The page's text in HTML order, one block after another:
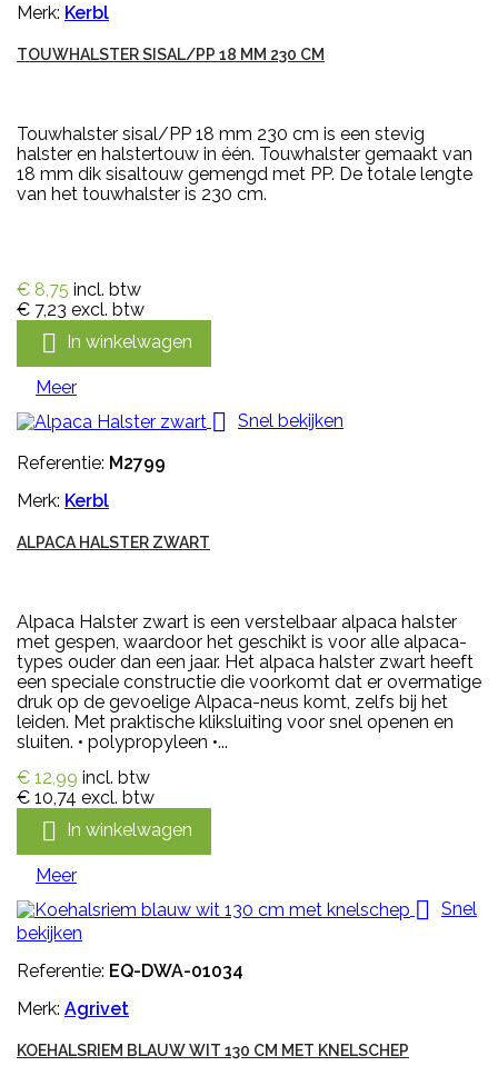
Merk: Kerbl
TOUWHALSTER SISAL/PP 18 MM 230 CM
Touwhalster sisal/PP 18 mm 230 cm is een stevig
halster en halstertouw in één. Touwhalster gemaakt van
18 mm dik sisaltouw gemengd met PP. De totale lengte
van het touwhalster is 230 cm.
€ 8,75 incl. btw
€ 7,23 excl. btw
 In winkelwagen
Meer
 Snel bekijken
Referentie: M2799
Merk: Kerbl
ALPACA HALSTER ZWART
Alpaca Halster zwart is een verstelbaar alpaca halster
met gespen, waardoor het geschikt is voor alle alpaca-
types ouder dan een jaar. Het alpaca halster zwart heeft
een speciale constructie die voorkomt dat er overmatige
druk op de gevoelige Alpaca-neus komt, zelfs bij het
leiden. Met praktische kliksluiting voor snel openen en
sluiten. • polypropyleen •...
€ 12,99 incl. btw
€ 10,74 excl. btw
 In winkelwagen
Meer
 Snel
bekijken
Referentie: EQ-DWA-01034
Merk: Agrivet
KOEHALSRIEM BLAUW WIT 130 CM MET KNELSCHEP